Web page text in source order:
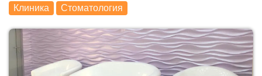
Клиника Стоматология